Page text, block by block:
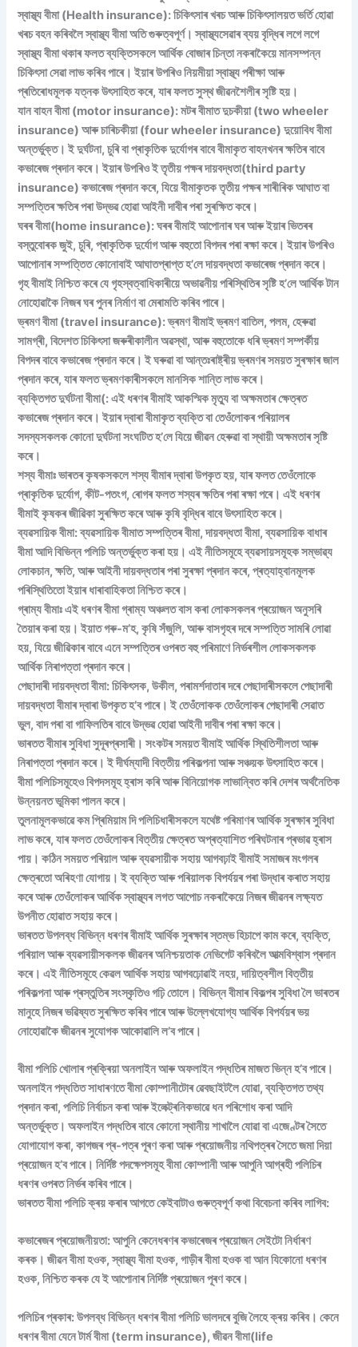
স্বাস্থ্য বীমা (Health insurance): চিকিৎসাৰ খৰচ আৰু চিকিৎসালয়ত ভৰ্তি হোৱা
খৰচ বহন কৰিবলৈ স্বাস্থ্য বীমা অতি গুৰুত্বপূৰ্ণ। স্বাস্থ্যসেৱাৰ ব্যয় বৃদ্ধিৰ লগে লগে
স্বাস্থ্য বীমা থকাৰ ফলত ব্যক্তিসকলে আৰ্থিক বোজাৰ চিন্তা নকৰাকৈয়ে মানসম্পন্ন
চিকিৎসা সেৱা লাভ কৰিব পাৰে। ইয়াৰ উপৰিও নিয়মীয়া স্বাস্থ্য পৰীক্ষা আৰু
প্ৰতিৰোধমূলক যত্নক উৎসাহিত কৰে, যাৰ ফলত সুস্থ জীৱনশৈলীৰ সৃষ্টি হয়।
যান বাহন বীমা (motor insurance): মটৰ বীমাত দুচকীয়া (two wheeler
insurance) আৰু চাৰিচকীয়া (four wheeler insurance) দুয়োবিধ বীমা
অন্তৰ্ভুক্ত। ই দুৰ্ঘটনা, চুৰি বা প্ৰাকৃতিক দুৰ্যোগৰ বাবে বীমাকৃত বাহনখনৰ ক্ষতিৰ বাবে
কভাৰেজ প্ৰদান কৰে। ইয়াৰ উপৰিও ই তৃতীয় পক্ষৰ দায়বদ্ধতা(third party
insurance) কভাৰেজ প্ৰদান কৰে, যিয়ে বীমাকৃতক তৃতীয় পক্ষৰ শাৰীৰিক আঘাত বা
সম্পত্তিৰ ক্ষতিৰ পৰা উদ্ভৱ হোৱা আইনী দাবীৰ পৰা সুৰক্ষিত কৰে।
ঘৰৰ বীমা(home insurance): ঘৰৰ বীমাই আপোনাৰ ঘৰ আৰু ইয়াৰ ভিতৰৰ
বস্তুবোৰক জুই, চুৰি, প্ৰাকৃতিক দুৰ্যোগ আৰু বহুতো বিপদৰ পৰা ৰক্ষা কৰে। ইয়াৰ উপৰিও
আপোনাৰ সম্পত্তিত কোনোবাই আঘাতপ্ৰাপ্ত হ’লে দায়বদ্ধতা কভাৰেজ প্ৰদান কৰে।
গৃহ বীমাই নিশ্চিত কৰে যে গৃহস্বত্বাধিকাৰীয়ে অভাৱনীয় পৰিস্থিতিৰ সৃষ্টি হ’লে আৰ্থিক টান
নোহোৱাকৈ নিজৰ ঘৰ পুনৰ নিৰ্মাণ বা মেৰামতি কৰিব পাৰে।
ভ্ৰমণ বীমা (travel insurance): ভ্ৰমণ বীমাই ভ্ৰমণ বাতিল, পলম, হেৰুৱা
সামগ্ৰী, বিদেশত চিকিৎসা জৰুৰীকালীন অৱস্থা, আৰু বহুতোকে ধৰি ভ্ৰমণ সম্পৰ্কীয়
বিপদৰ বাবে কভাৰেজ প্ৰদান কৰে। ই ঘৰুৱা বা আন্তঃৰাষ্ট্ৰীয় ভ্ৰমণৰ সময়ত সুৰক্ষাৰ জাল
প্ৰদান কৰে, যাৰ ফলত ভ্ৰমণকাৰীসকলে মানসিক শান্তি লাভ কৰে।
ব্যক্তিগত দুৰ্ঘটনা বীমা(: এই ধৰণৰ বীমাই আকস্মিক মৃত্যু বা অক্ষমতাৰ ক্ষেত্ৰত
কভাৰেজ প্ৰদান কৰে। ইয়াৰ দ্বাৰা বীমাকৃত ব্যক্তি বা তেওঁলোকৰ পৰিয়ালৰ
সদস্যসকলক কোনো দুৰ্ঘটনা সংঘটিত হ’লে যিয়ে জীৱন হেৰুৱা বা স্থায়ী অক্ষমতাৰ সৃষ্টি
কৰে।
শস্য বীমাঃ ভাৰতৰ কৃষকসকলে শস্য বীমাৰ দ্বাৰা উপকৃত হয়, যাৰ ফলত তেওঁলোকে
প্ৰাকৃতিক দুৰ্যোগ, কীট-পতংগ, ৰোগৰ ফলত শস্যৰ ক্ষতিৰ পৰা ৰক্ষা পৰে। এই ধৰণৰ
বীমাই কৃষকৰ জীৱিকা সুৰক্ষিত কৰে আৰু কৃষি বৃদ্ধিৰ বাবে উৎসাহিত কৰে।
ব্যৱসায়িক বীমা: ব্যৱসায়িক বীমাত সম্পত্তিৰ বীমা, দায়বদ্ধতা বীমা, ব্যৱসায়িক বাধাৰ
বীমা আদি বিভিন্ন পলিচি অন্তৰ্ভুক্ত কৰা হয়। এই নীতিসমূহে ব্যৱসায়সমূহক সম্ভাৱ্য
লোকচান, ক্ষতি, আৰু আইনী দায়বদ্ধতাৰ পৰা সুৰক্ষা প্ৰদান কৰে, প্ৰত্যাহ্বানমূলক
পৰিস্থিতিতো ইয়াৰ ধাৰাবাহিকতা নিশ্চিত কৰে।
গ্ৰাম্য বীমাঃ এই ধৰণৰ বীমা গ্ৰাম্য অঞ্চলত বাস কৰা লোকসকলৰ প্ৰয়োজন অনুসৰি
তৈয়াৰ কৰা হয়। ইয়াত গৰু-ম’হ, কৃষি সঁজুলি, আৰু বাসগৃহৰ দৰে সম্পত্তি সামৰি লোৱা
হয়, যিয়ে জীৱিকাৰ বাবে এনে সম্পত্তিৰ ওপৰত বহু পৰিমাণে নিৰ্ভৰশীল লোকসকলক
আৰ্থিক নিৰাপত্তা প্ৰদান কৰে।
পেছাদাৰী দায়বদ্ধতা বীমা: চিকিৎসক, উকীল, পৰামৰ্শদাতাৰ দৰে পেছাদাৰীসকলে পেছাদাৰী
দায়বদ্ধতা বীমাৰ দ্বাৰা উপকৃত হ’ব পাৰে। ই তেওঁলোকক তেওঁলোকৰ পেছাদাৰী সেৱাত
ভুল, বাদ পৰা বা গাফিলতিৰ বাবে উদ্ভৱ হোৱা আইনী দাবীৰ পৰা ৰক্ষা কৰে।
ভাৰতত বীমাৰ সুবিধা সুদূৰপ্ৰসাৰী। সংকটৰ সময়ত বীমাই আৰ্থিক স্থিতিশীলতা আৰু
নিৰাপত্তা প্ৰদান কৰে। ই দীৰ্ঘম্যাদী বিত্তীয় পৰিকল্পনা আৰু সঞ্চয়ক উৎসাহিত কৰে।
বীমা পলিচিসমূহেও বিপদসমূহ হ্ৰাস কৰি আৰু বিনিয়োগক লাভান্বিত কৰি দেশৰ অৰ্থনৈতিক
উন্নয়নত ভূমিকা পালন কৰে।
তুলনামূলকভাৱে কম প্ৰিমিয়াম দি পলিচিধাৰীসকলে যথেষ্ট পৰিমাণৰ আৰ্থিক সুৰক্ষাৰ সুবিধা
লাভ কৰে, যাৰ ফলত তেওঁলোকৰ বিত্তীয় ক্ষেত্ৰত অপ্ৰত্যাশিত পৰিঘটনাৰ প্ৰভাৱ হ্ৰাস
পায়। কঠিন সময়ত পৰিয়াল আৰু ব্যৱসায়ীক সহায় আগবঢ়াই বীমাই সমাজৰ মংগলৰ
ক্ষেত্ৰতো অৰিহণা যোগায়। ই ব্যক্তি আৰু পৰিয়ালক বিপৰ্যয়ৰ পৰা উদ্ধাৰ কৰাত সহায়
কৰে আৰু তেওঁলোকৰ আৰ্থিক স্বাস্থ্যৰ লগত আপোচ নকৰাকৈয়ে নিজৰ জীৱনৰ লক্ষ্যত
উপনীত হোৱাত সহায় কৰে।
ভাৰতত উপলব্ধ বিভিন্ন ধৰণৰ বীমাই আৰ্থিক সুৰক্ষাৰ স্তম্ভ হিচাপে কাম কৰে, ব্যক্তি,
পৰিয়াল আৰু ব্যৱসায়ীসকলক জীৱনৰ অনিশ্চয়তাক নেভিগেট কৰিবলৈ আত্মবিশ্বাস প্ৰদান
কৰে। এই নীতিসমূহে কেৱল আৰ্থিক সহায় আগবঢ়োৱাই নহয়, দায়িত্বশীল বিত্তীয়
পৰিকল্পনা আৰু প্ৰস্তুতিৰ সংস্কৃতিও গঢ়ি তোলে। বিভিন্ন বীমাৰ বিকল্পৰ সুবিধা লৈ ভাৰতৰ
মানুহে নিজৰ ভৱিষ্যত সুৰক্ষিত কৰিব পাৰে আৰু উল্লেখযোগ্য আৰ্থিক বিপৰ্যয়ৰ ভয়
নোহোৱাকৈ জীৱনৰ সুযোগক আকোৱালি ল’ব পাৰে।
বীমা পলিচি খোলাৰ প্ৰক্ৰিয়া অনলাইন আৰু অফলাইন পদ্ধতিৰ মাজত ভিন্ন হ’ব পাৰে।
অনলাইন পদ্ধতিত সাধাৰণতে বীমা কোম্পানীটোৰ ৱেবছাইটলৈ যোৱা, ব্যক্তিগত তথ্য
প্ৰদান কৰা, পলিচি নিৰ্বাচন কৰা আৰু ইলেক্ট্ৰনিকভাৱে ধন পৰিশোধ কৰা আদি
অন্তৰ্ভুক্ত। অফলাইন পদ্ধতিৰ বাবে কোনো স্থানীয় শাখালৈ যোৱা বা এজেণ্টৰ সৈতে
যোগাযোগ কৰা, কাগজৰ প্ৰ-পত্ৰ পূৰণ কৰা আৰু প্ৰয়োজনীয় নথিপত্ৰৰ সৈতে জমা দিয়া
প্ৰয়োজন হ’ব পাৰে। নিৰ্দিষ্ট পদক্ষেপসমূহ বীমা কোম্পানী আৰু আপুনি আগ্ৰহী পলিচিৰ
ধৰণৰ ওপৰত নিৰ্ভৰ কৰিব পাৰে।
ভাৰতত বীমা পলিচি ক্ৰয় কৰাৰ আগতে কেইবাটাও গুৰুত্বপূৰ্ণ কথা বিবেচনা কৰিব লাগিব:
কভাৰেজৰ প্ৰয়োজনীয়তা: আপুনি কেনেধৰণৰ কভাৰেজৰ প্ৰয়োজন সেইটো নিৰ্ধাৰণ
কৰক। জীৱন বীমা হওক, স্বাস্থ্য বীমা হওক, গাড়ীৰ বীমা হওক বা আন যিকোনো ধৰণৰ
হওক, নিশ্চিত কৰক যে ই আপোনাৰ নিৰ্দিষ্ট প্ৰয়োজন পূৰণ কৰে।
পলিচিৰ প্ৰকাৰ: উপলব্ধ বিভিন্ন ধৰণৰ বীমা পলিচি ভালদৰে বুজি লৈহে ক্ৰয় কৰিব। কেনে
ধৰণৰ বীমা যেনে টাৰ্ম বীমা (term insurance), জীৱন বীমা(life